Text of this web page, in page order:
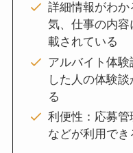
詳細情報がわか
気、仕事の内
載されている
アルバイト体
した人の体験
る
利便性：応募
などが利用でき